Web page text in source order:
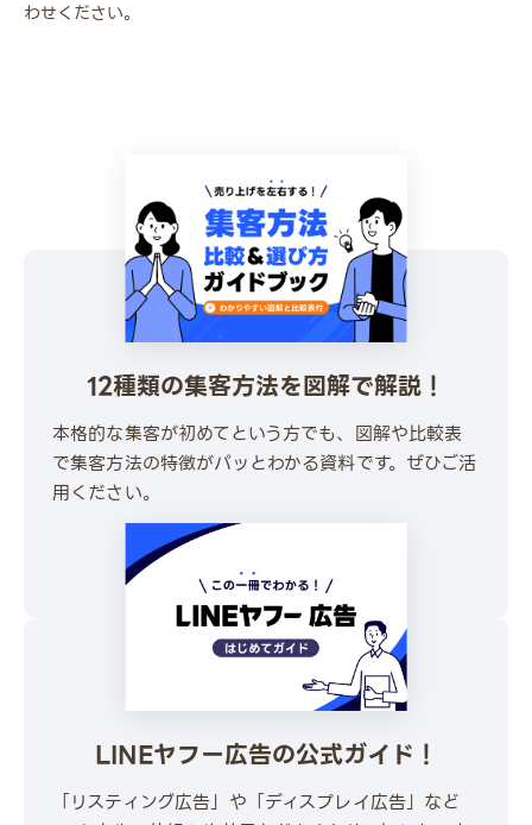
わせください。
12種類の集客方法を図解で解説！
本格的な集客が初めてという方でも、図解や比較表
で集客方法の特徴がパッとわかる資料です。ぜひご活
用ください。
\ 30秒でかんたんダウンロード /
無料でダウンロードする
LINEヤフー広告の公式ガイド！
「リスティング広告」や「ディスプレイ広告」など